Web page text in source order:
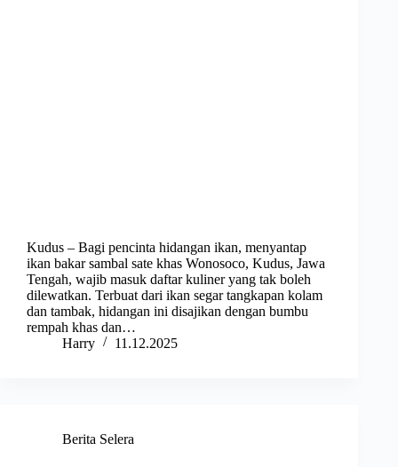
Kudus – Bagi pencinta hidangan ikan, menyantap
ikan bakar sambal sate khas Wonosoco, Kudus, Jawa
Tengah, wajib masuk daftar kuliner yang tak boleh
dilewatkan. Terbuat dari ikan segar tangkapan kolam
dan tambak, hidangan ini disajikan dengan bumbu
rempah khas dan…
Harry
11.12.2025
Berita Selera